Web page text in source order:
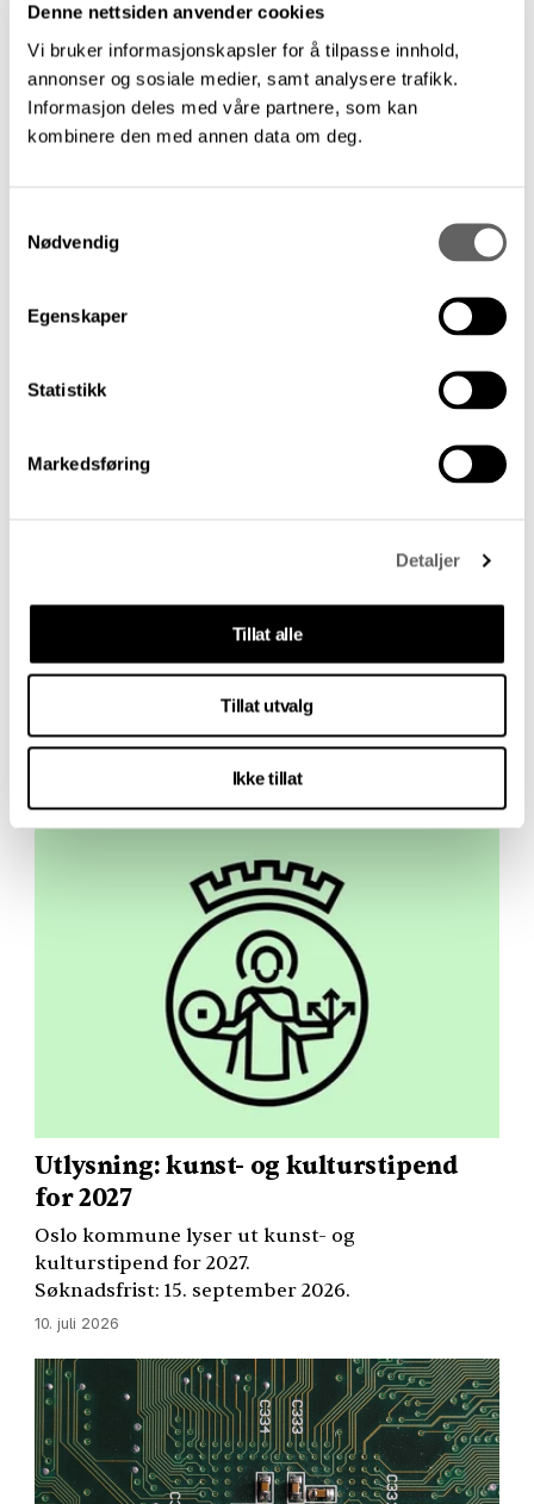
Denne nettsiden anvender cookies
Vi bruker informasjonskapsler for å tilpasse innhold,
annonser og sosiale medier, samt analysere trafikk.
Informasjon deles med våre partnere, som kan
kombinere den med annen data om deg.
Nødvendig
Egenskaper
Statistikk
Markedsføring
Detaljer
Tillat alle
Tillat utvalg
Ikke tillat
Debatten ledes av Vinduet-redaktør Preben
Jordal. Det vil etter hvert bli åpnet for
innspill fra salen.
Høstens stipendutlysninger
kunstnerstipend og diversestipend fra Norsk
kritikerlag kan søkes innen 1. september kl.
13.00.
Utlysning: kunst- og kulturstipend
for 2027
Oslo kommune lyser ut kunst- og
kulturstipend for 2027.
Søknadsfrist: 15. september 2026.
10. juli 2026